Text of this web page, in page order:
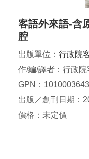
客語外來語-含
腔
出版單位： 行政院
作/編/譯者：行政
GPN：1010003643
出版／創刊日期：
價格：未定價